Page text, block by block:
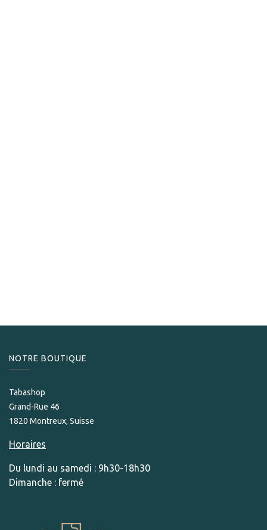
NOTRE BOUTIQUE
Tabashop
Grand-Rue 46
1820 Montreux, Suisse
Horaires
Du lundi au samedi : 9h30-18h30
Dimanche : fermé